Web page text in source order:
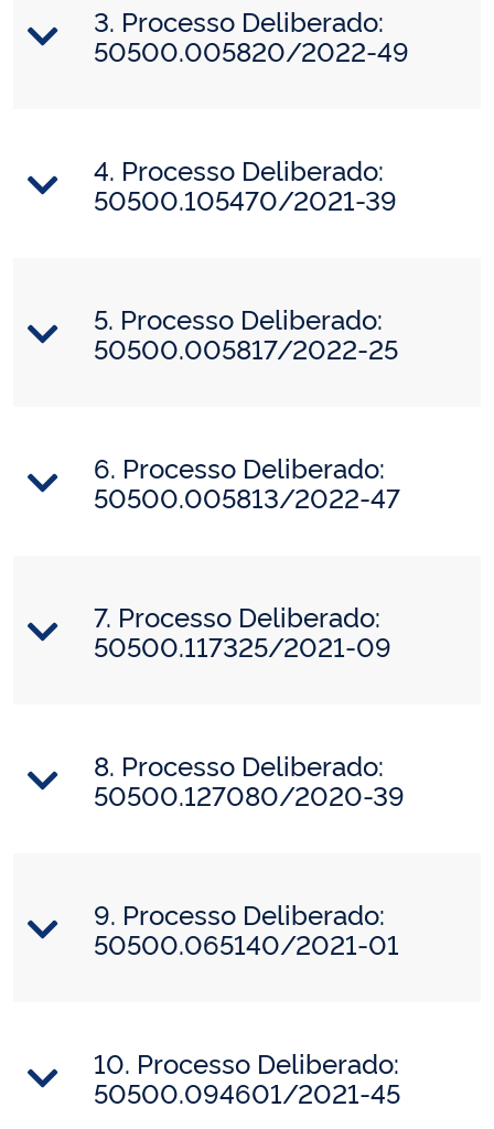
3. Processo Deliberado:
50500.005820/2022-49
4. Processo Deliberado:
50500.105470/2021-39
5. Processo Deliberado:
50500.005817/2022-25
6. Processo Deliberado:
50500.005813/2022-47
7. Processo Deliberado:
50500.117325/2021-09
8. Processo Deliberado:
50500.127080/2020-39
9. Processo Deliberado:
50500.065140/2021-01
10. Processo Deliberado:
50500.094601/2021-45